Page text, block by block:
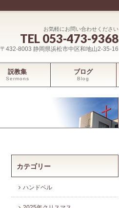
お気軽にお問い合わせください
TEL 053-473-9368
〒432-8003 静岡県浜松市中区和地山2-35-16
説教集
Sermons
ブログ
Blog
カテゴリー
ハンドベル